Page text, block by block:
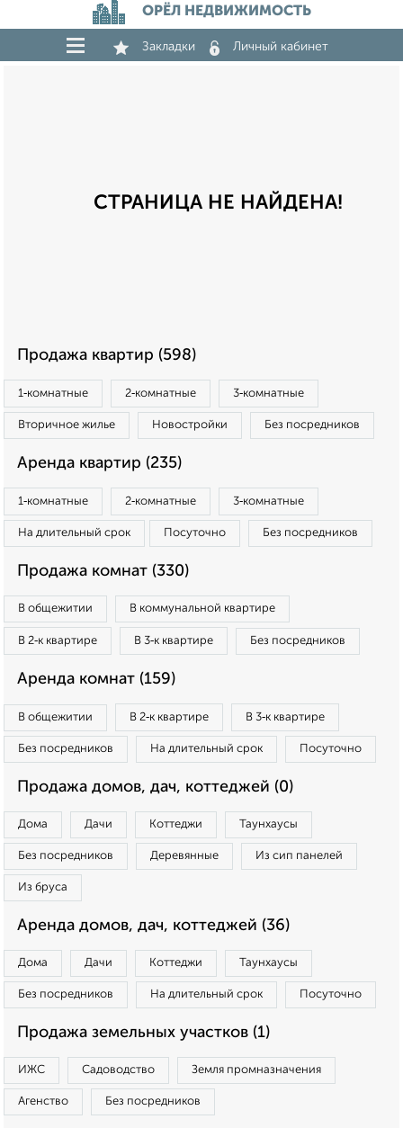
ОРЁЛ НЕДВИЖИМОСТЬ
Закладки Личный кабинет
СТРАНИЦА НЕ НАЙДЕНА!
Продажа квартир (598)
1‑комнатные 2‑комнатные 3‑комнатные
Вторичное жилье Новостройки Без посредников
Аренда квартир (235)
1‑комнатные 2‑комнатные 3‑комнатные
На длительный срок Посуточно Без посредников
Продажа комнат (330)
В общежитии В коммунальной квартире
В 2‑к квартире В 3‑к квартире Без посредников
Аренда комнат (159)
В общежитии В 2‑к квартире В 3‑к квартире
Без посредников На длительный срок Посуточно
Продажа домов, дач, коттеджей (0)
Дома Дачи Коттеджи Таунхаусы
Без посредников Деревянные Из сип панелей
Из бруса
Аренда домов, дач, коттеджей (36)
Дома Дачи Коттеджи Таунхаусы
Без посредников На длительный срок Посуточно
Продажа земельных участков (1)
ИЖС Садоводство Земля промназначения
Агенство Без посредников